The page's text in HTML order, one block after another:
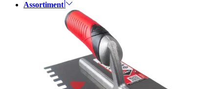
Assortiment